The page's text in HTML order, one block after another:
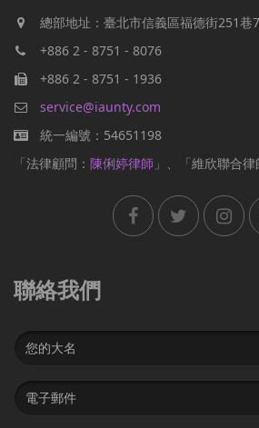
總部地址：臺北市信義區福德街251巷
+886 2 - 8751 - 8076
+886 2 - 8751 - 1936
service@iaunty.com
統一編號：54651198
「法律顧問： 陳俐婷律師 」、「維欣聯合律
聯絡我們
Name
Email
address